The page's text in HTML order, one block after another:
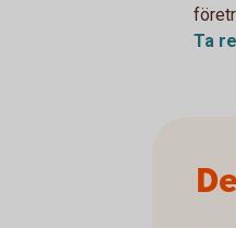
Ta